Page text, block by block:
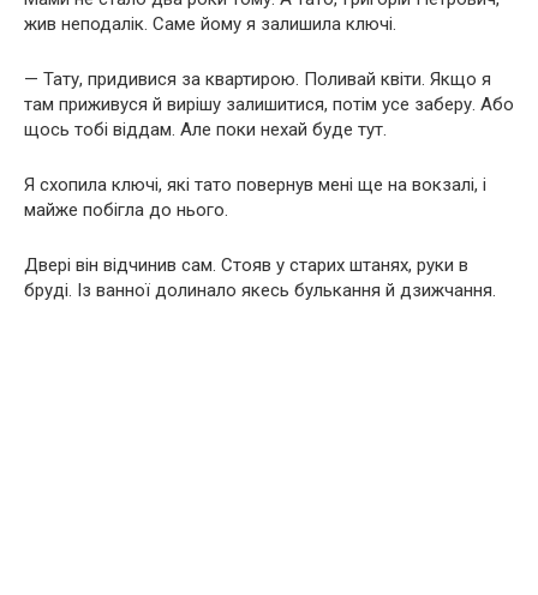
жив неподалік. Саме йому я залишила ключі.
— Тату, придивися за квартирою. Поливай квіти. Якщо я
там приживуся й вирішу залишитися, потім усе заберу. Або
щось тобі віддам. Але поки нехай буде тут.
Я схопила ключі, які тато повернув мені ще на вокзалі, і
майже побігла до нього.
Двері він відчинив сам. Стояв у старих штанях, руки в
бруді. Із ванної долинало якесь булькання й дзижчання.